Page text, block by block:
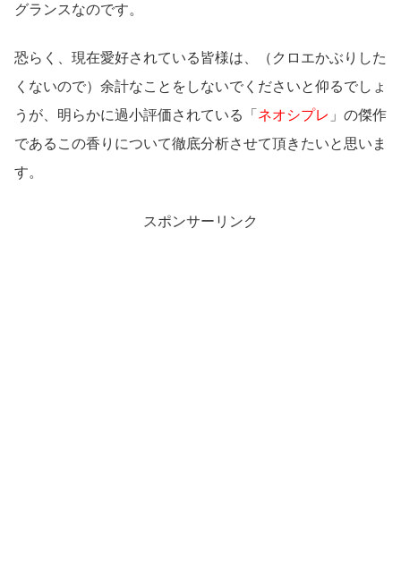
グランスなのです。
恐らく、現在愛好されている皆様は、（クロエかぶりした
くないので）余計なことをしないでくださいと仰るでしょ
うが、明らかに過小評価されている「 ネオシプレ 」の傑作
であるこの香りについて徹底分析させて頂きたいと思いま
す。
スポンサーリンク